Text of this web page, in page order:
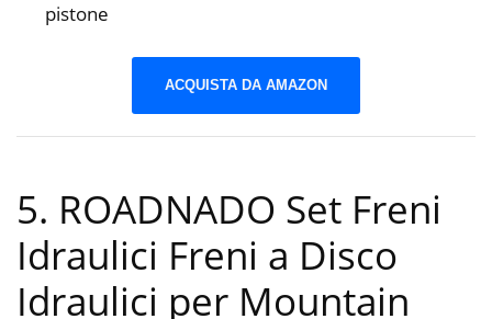
pistone
ACQUISTA DA AMAZON
5. ROADNADO Set Freni
Idraulici Freni a Disco
Idraulici per Mountain